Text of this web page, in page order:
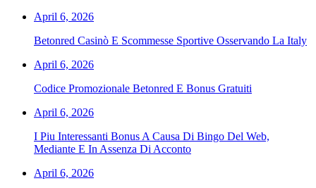
April 6, 2026
Betonred Casinò E Scommesse Sportive Osservando La Italy
April 6, 2026
Codice Promozionale Betonred E Bonus Gratuiti
April 6, 2026
I Piu Interessanti Bonus A Causa Di Bingo Del Web,
Mediante E In Assenza Di Acconto
April 6, 2026